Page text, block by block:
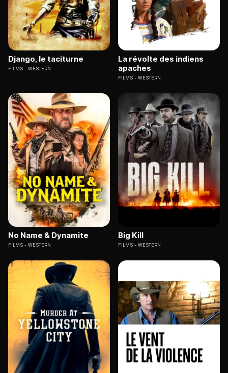
Django, le taciturne
FILMS WESTERN
La révolte des indiens
apaches
FILMS WESTERN
No Name & Dynamite
FILMS WESTERN
Big Kill
FILMS WESTERN